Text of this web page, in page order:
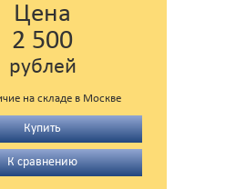
Цена
2 500
рублей
на складе в Москве
Купить
К сравнению